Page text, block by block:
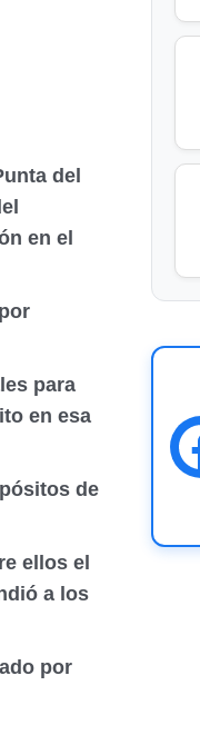
del
en el
para
en esa
de
ellos el
a los
por